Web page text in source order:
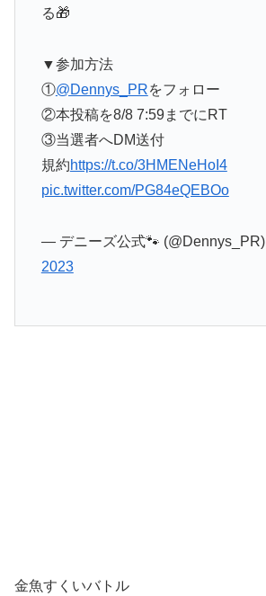
る🎁
▼参加方法
①@Dennys_PRをフォロー
②本投稿を8/8 7:59までにRT
③当選者へDM送付
規約https://t.co/3HMENeHoI4
pic.twitter.com/PG84eQEBOo
— デニーズ公式🐾 (@Dennys_PR)
2023
金魚すくいバトル